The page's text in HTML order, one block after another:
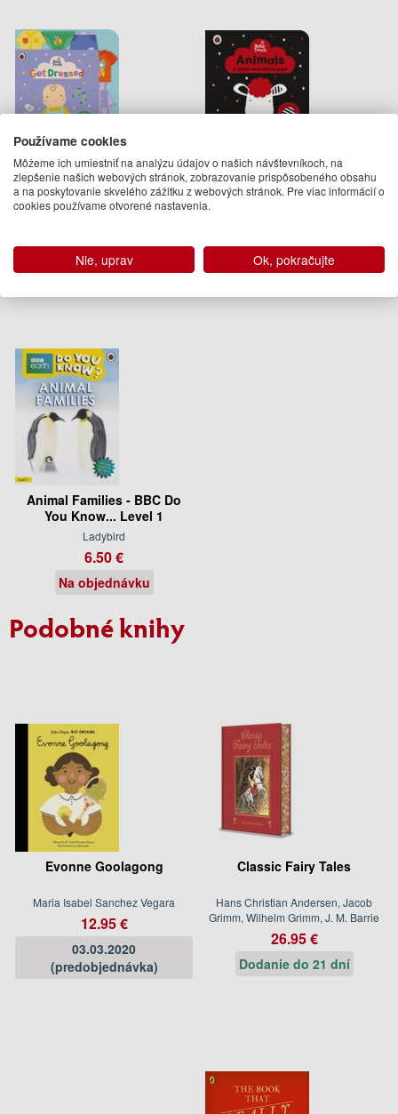
Baby Touch: Get Dressed
Ladybird
10.50 €
black-and-white book
Ladybird
(predobjednávka)
Animal Families - BBC Do
You Know... Level 1
Ladybird
6.50 €
Na objednávku
Podobné knihy
Evonne Goolagong
Maria Isabel Sanchez Vegara
12.95 €
03.03.2020
(predobjednávka)
Classic Fairy Tales
Hans Christian Andersen, Jacob
Grimm, Wilhelm Grimm, J. M. Barrie
26.95 €
Dodanie do 21 dní
Používame cookies
Môžeme ich umiestniť na analýzu údajov o našich návštevníkoch, na
zlepšenie našich webových stránok, zobrazovanie prispôsobeného obsahu
a na poskytovanie skvelého zážitku z webových stránok. Pre viac informácií o
cookies používame otvorené nastavenia.
Nie, uprav Ok, pokračujte